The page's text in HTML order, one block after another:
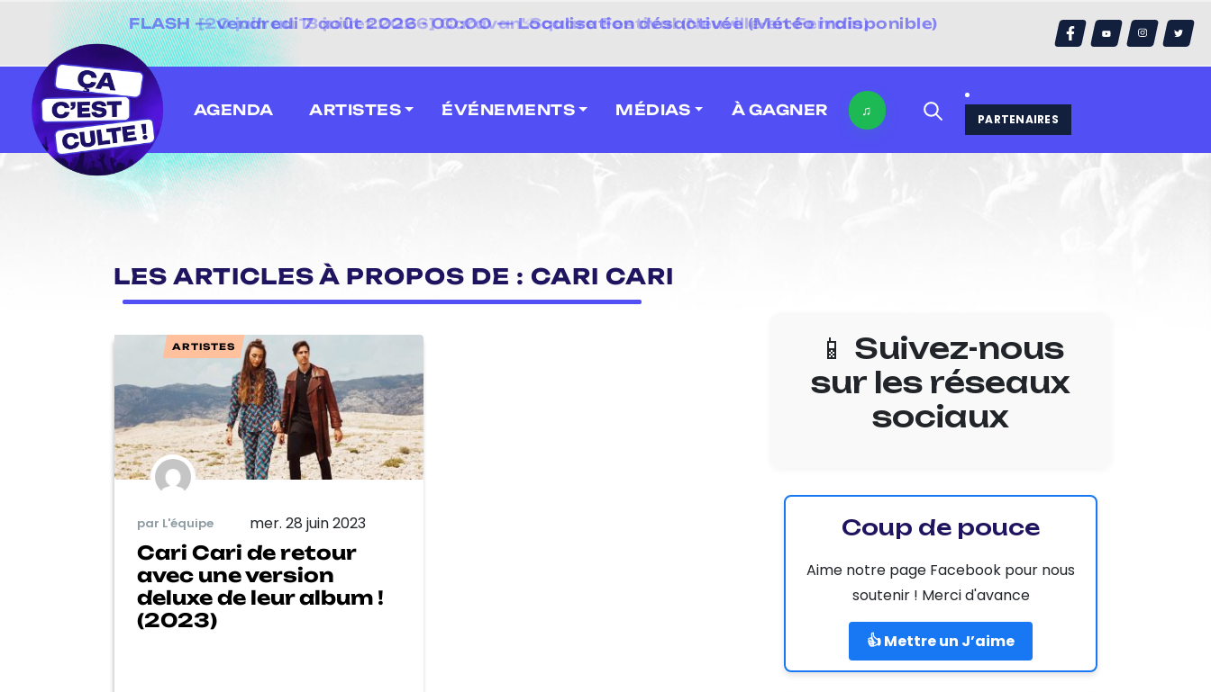
⚡
FLASH — vendredi 7 août 2026 - 00:00 — Localisation désactivée (Météo indisponible)
[20 juin au 13 juillet 2026] Caravan' Square Festival (Neuville-en-Ferrain)
AGENDA ARTISTES ÉVÉNEMENTS MÉDIAS À GAGNER ♫
PARTENAIRES
LES ARTICLES À PROPOS DE : CARI CARI
ARTISTES
par L'équipe mer. 28 juin 2023
Cari Cari de retour
avec une version
deluxe de leur album !
(2023)
📱 Suivez-nous
sur les réseaux
sociaux
Coup de pouce
Aime notre page Facebook pour nous
soutenir ! Merci d'avance
👍 Mettre un J’aime